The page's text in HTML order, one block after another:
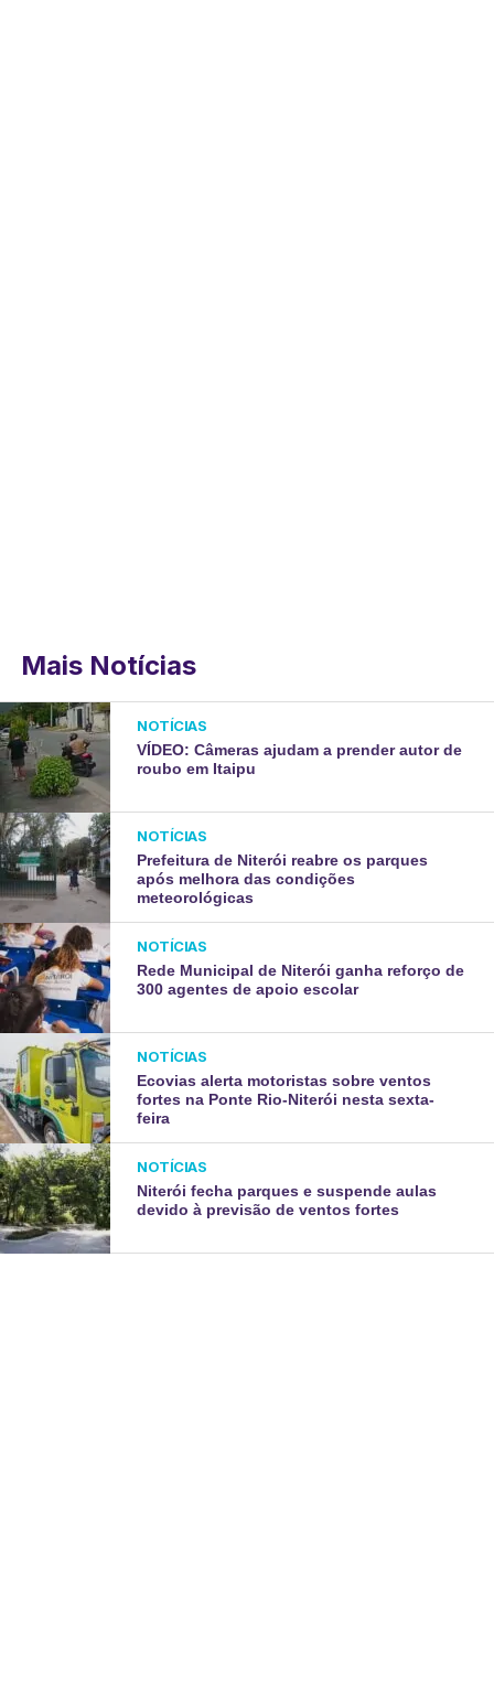
Mais Notícias
NOTÍCIAS
VÍDEO: Câmeras ajudam a prender autor de
roubo em Itaipu
NOTÍCIAS
Prefeitura de Niterói reabre os parques
após melhora das condições
meteorológicas
NOTÍCIAS
Rede Municipal de Niterói ganha reforço de
300 agentes de apoio escolar
NOTÍCIAS
Ecovias alerta motoristas sobre ventos
fortes na Ponte Rio-Niterói nesta sexta-
feira
NOTÍCIAS
Niterói fecha parques e suspende aulas
devido à previsão de ventos fortes